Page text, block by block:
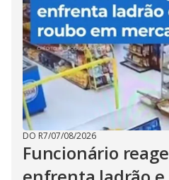
DO R7/07/08/2026
Funcionário